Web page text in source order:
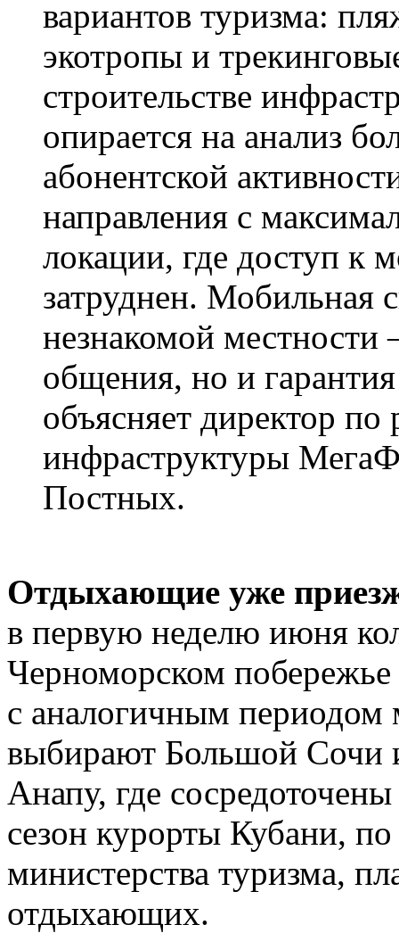
вариантов туризма:
экотропы и
строительстве
опирается на анализ
абонентской
направления с
локации, где доступ к
затруднен. Мобильная
незнакомой местности
общения, но и
объясняет директор по
инфраструктуры
Постных.
Отдыхающие уже
в первую неделю июня
Черноморском
с аналогичным периодом
выбирают Большой Сочи
Анапу, где
сезон курорты Кубани,
министерства туризма,
отдыхающих.